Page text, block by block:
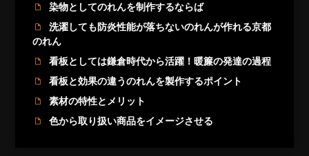
染物としてのれんを制作するならば
洗濯しても防炎性能が落ちないのれんが作れる京都
のれん
看板としては鎌倉時代から活躍！暖簾の発達の過程
看板と効果の違うのれんを製作するポイント
素材の特性とメリット
色から取り扱い商品をイメージさせる